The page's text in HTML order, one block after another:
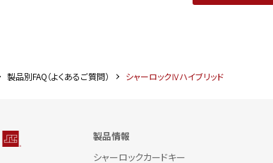
製品別FAQ（よくあるご質問） シャーロックⅣハイブリッド
製品情報
シャーロックカードキー